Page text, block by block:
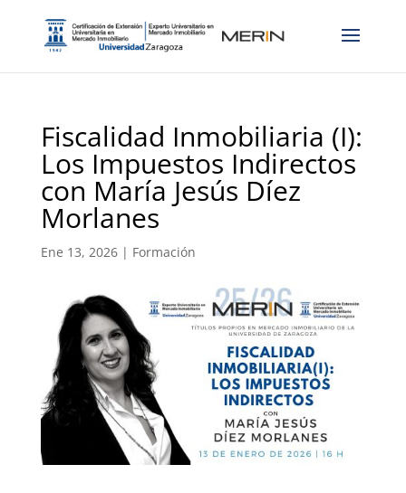
Fiscalidad Inmobiliaria (I):
Los Impuestos Indirectos
con María Jesús Díez
Morlanes
Ene 13, 2026| Formación